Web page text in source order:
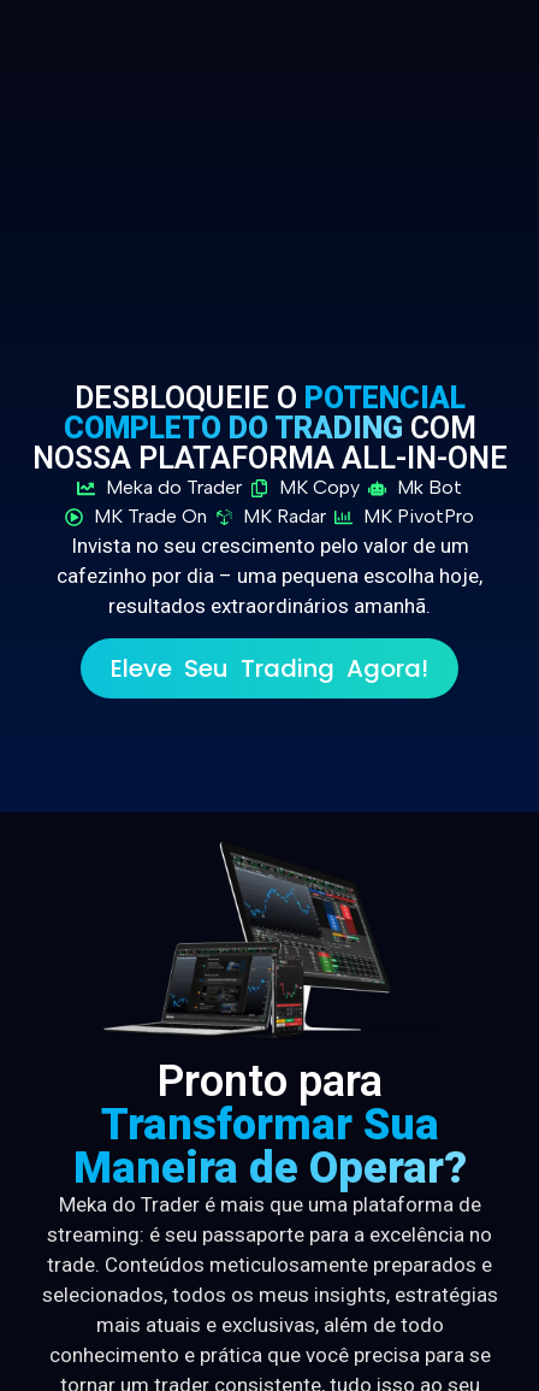
DESBLOQUEIE O POTENCIAL
COMPLETO DO TRADING COM
NOSSA PLATAFORMA ALL-IN-ONE
Meka do Trader MK Copy
Mk Bot
MK Trade On
MK Radar MK PivotPro
Invista no seu crescimento pelo valor de um
cafezinho por dia – uma pequena escolha hoje,
resultados extraordinários amanhã.
Eleve Seu Trading Agora!
Pronto para
Transformar Sua
Maneira de Operar?
Meka do Trader é mais que uma plataforma de
streaming: é seu passaporte para a excelência no
trade. Conteúdos meticulosamente preparados e
selecionados, todos os meus insights, estratégias
mais atuais e exclusivas, além de todo
conhecimento e prática que você precisa para se
tornar um trader consistente, tudo isso ao seu